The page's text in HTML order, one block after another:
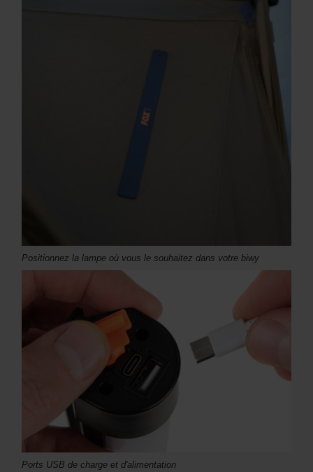
Positionnez la lampe où vous le souhaitez dans votre biwy
Ports USB de charge et d'alimentation